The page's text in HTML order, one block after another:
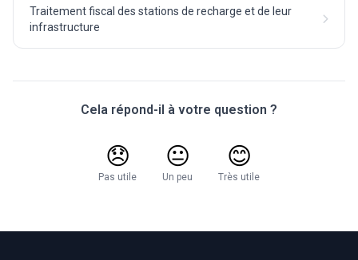
Traitement fiscal des stations de recharge et de leur
infrastructure
Cela répond-il à votre question ?
😞
Pas utile
😐
Un peu
😊
Très utile